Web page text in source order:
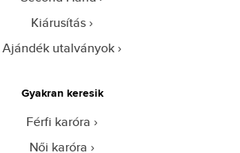
Kiárusítás
Ajándék utalványok
Gyakran keresik
Férfi karóra
Női karóra